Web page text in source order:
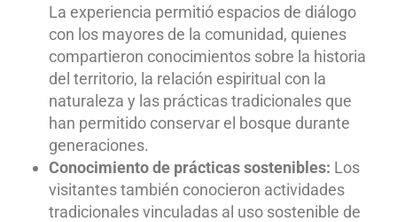
La experiencia permitió espacios de diálogo
con los mayores de la comunidad, quienes
compartieron conocimientos sobre la historia
del territorio, la relación espiritual con la
naturaleza y las prácticas tradicionales que
han permitido conservar el bosque durante
generaciones.
Conocimiento de prácticas sostenibles: Los
visitantes también conocieron actividades
tradicionales vinculadas al uso sostenible de